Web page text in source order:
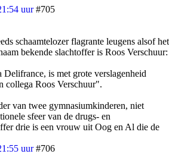
uur #705
schaamtelozer flagrante leugens alsof het
bekende slachtoffer is Roos Verschuur:
is met grote verslagenheid
collega Roos Verschuur".
van twee gymnasiumkinderen, niet
sfeer van de drugs- en
drie is een vrouw uit Oog en Al die de
uur #706